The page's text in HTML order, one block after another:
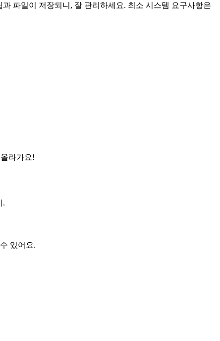
파일이 저장되니, 잘 관리하세요. 최소 시스템 요구사항은
라가요!
.
있어요.